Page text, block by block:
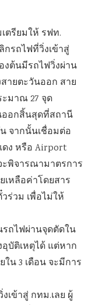
ตรียมให้ รฟท.
กรถไฟที่วิ่งเข้าสู่
งต้นมีรถไฟวิ่งผ่าน
ายตะวันออก สาย
มาณ 27 จุด
ออกสิ้นสุดที่สถานี
จากนั้นเชื่อมต่อ
ดง หรือ Airport
พิจารณามาตรการ
เหลือค่าโดยสาร
ร่วม เพื่อไม่ให้
ถไฟผ่านจุดตัดใน
บัติเหตุได้ แต่หาก
น 3 เดือน จะมีการ
เข้าสู่ กทม.เลย ผู้